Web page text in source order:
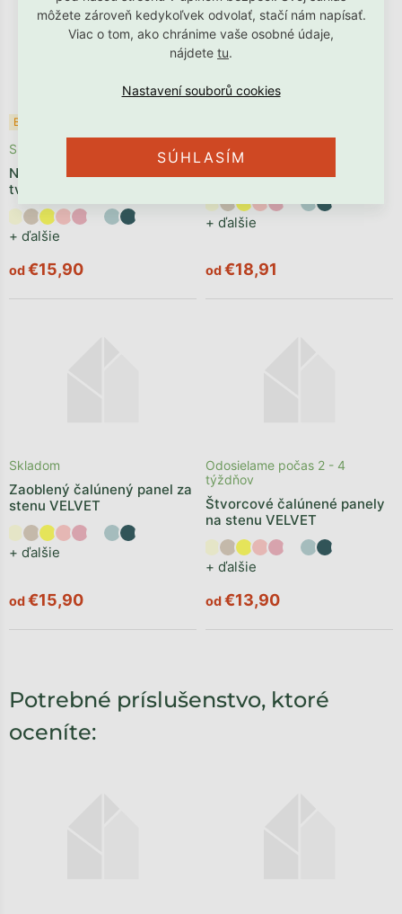
môžete zároveň kedykoľvek odvolať, stačí nám napísať.
Viac o tom, ako chránime vaše osobné údaje,
nájdete tu.
SÚHLASÍM
Bestseller ✩
Nástenný čalúnený panel v
tvare oblúka VELVET
+ ďalšie
Skladom
od€15,90
Čalúnený panel na stenu v
tvare plotku VELVET
+ ďalšie
týždňov
od€18,91
Zaoblený čalúnený panel za
stenu VELVET
+ ďalšie
Skladom
od€15,90
Štvorcové čalúnené panely
na stenu VELVET
+ ďalšie
Odosielame počas 2 - 4
týždňov
od€13,90
Potrebné príslušenstvo, ktoré
oceníte: